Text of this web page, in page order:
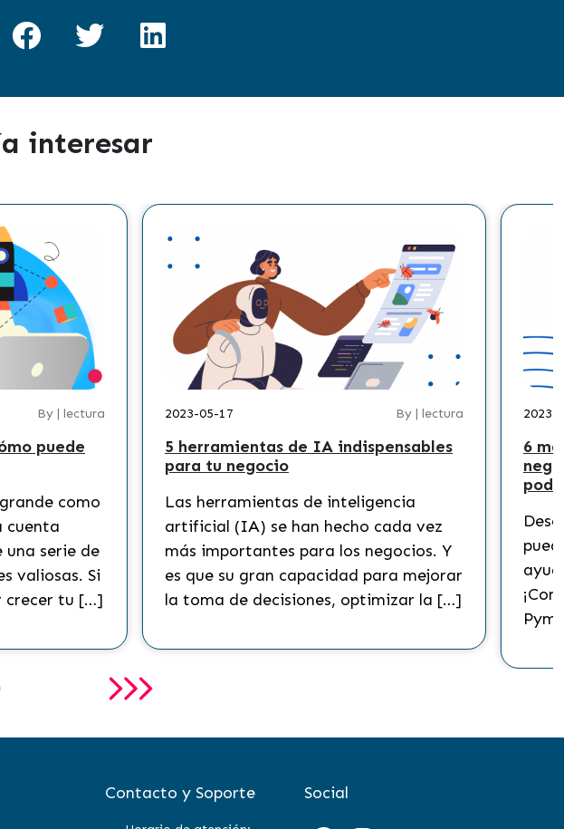
interesar
By | lectura
puede
como
cuenta
serie de
valiosas. Si
crecer tu […]
2023-05-17 By | lectura
5 herramientas de IA indispensables
para tu negocio
Las herramientas de inteligencia
artificial (IA) se han hecho cada vez
más importantes para los negocios. Y
es que su gran capacidad para mejorar
la toma de decisiones, optimizar la […]
2023-
6
Contacto y Soporte Social